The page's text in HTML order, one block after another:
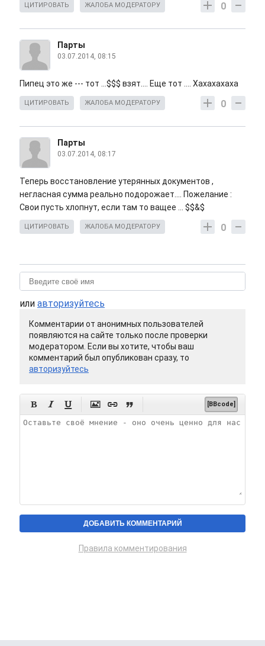
0
ЦИТИРОВАТЬ ЖАЛОБА МОДЕРАТОРУ
Парты
03.07.2014, 08:15
Пипец это же --- тот ...$$$ взят.... Еще тот .... Хахахахаха
0
ЦИТИРОВАТЬ ЖАЛОБА МОДЕРАТОРУ
Парты
03.07.2014, 08:17
Теперь восстановление утерянных документов ,
негласная сумма реально подорожает.... Пожелание :
Свои пусть хлопнут, если там то ващее ... $$&$
0
ЦИТИРОВАТЬ ЖАЛОБА МОДЕРАТОРУ
или авторизуйтесь
Комментарии от анонимных пользователей
появляются на сайте только после проверки
модератором. Если вы хотите, чтобы ваш
комментарий был опубликован сразу, то
авторизуйтесь
      [BBcode]
Правила комментирования